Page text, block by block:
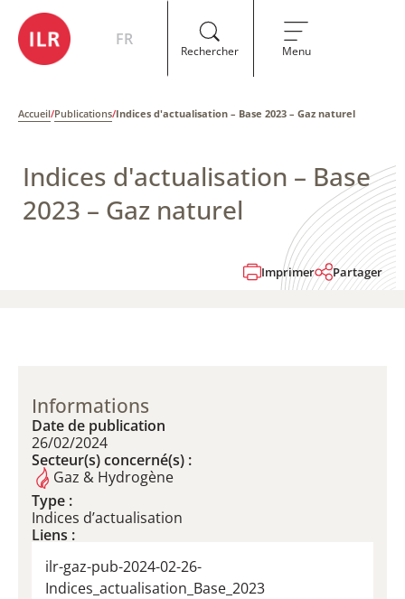
FR
Rechercher Menu
Accueil/Publications/Indices d'actualisation – Base 2023 – Gaz naturel
Indices d'actualisation – Base
2023 – Gaz naturel
Imprimer Partager
Informations
Date de publication
26/02/2024
Secteur(s) concerné(s) :
Gaz & Hydrogène
Type :
Indices d’actualisation
Liens :
ilr-gaz-pub-2024-02-26-
Indices_actualisation_Base_2023